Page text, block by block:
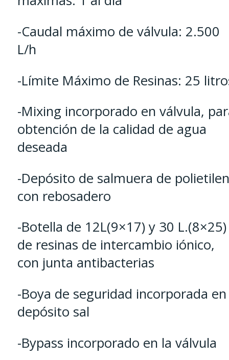
-Caudal máximo de válvula: 2.500
L/h
-Límite Máximo de Resinas: 25
-Mixing incorporado en válvula,
obtención de la calidad de agua
deseada
-Depósito de salmuera de
con rebosadero
-Botella de 12L(9×17) y 30 L.(8×25)
de resinas de intercambio iónico,
con junta antibacterias
-Boya de seguridad incorporada en
depósito sal
-Bypass incorporado en la válvula